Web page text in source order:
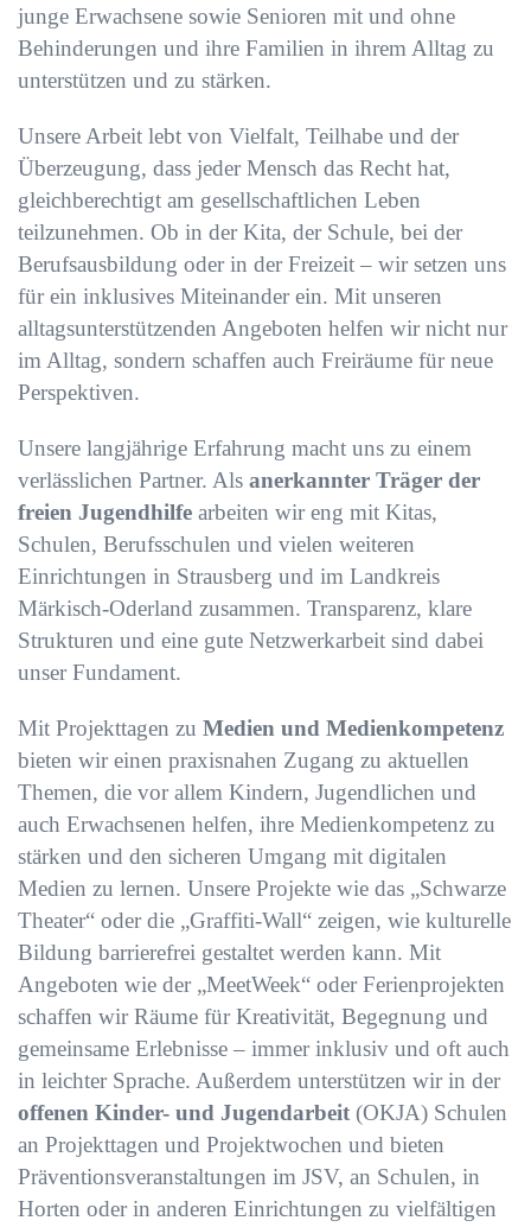
junge Erwachsene sowie Senioren mit und ohne
Behinderungen und ihre Familien in ihrem Alltag zu
unterstützen und zu stärken.
Unsere Arbeit lebt von Vielfalt, Teilhabe und der
Überzeugung, dass jeder Mensch das Recht hat,
gleichberechtigt am gesellschaftlichen Leben
teilzunehmen. Ob in der Kita, der Schule, bei der
Berufsausbildung oder in der Freizeit – wir setzen uns
für ein inklusives Miteinander ein. Mit unseren
alltagsunterstützenden Angeboten helfen wir nicht nur
im Alltag, sondern schaffen auch Freiräume für neue
Perspektiven.
Unsere langjährige Erfahrung macht uns zu einem
verlässlichen Partner. Als anerkannter Träger der
freien Jugendhilfe arbeiten wir eng mit Kitas,
Schulen, Berufsschulen und vielen weiteren
Einrichtungen in Strausberg und im Landkreis
Märkisch-Oderland zusammen. Transparenz, klare
Strukturen und eine gute Netzwerkarbeit sind dabei
unser Fundament.
Mit Projekttagen zu Medien und Medienkompetenz
bieten wir einen praxisnahen Zugang zu aktuellen
Themen, die vor allem Kindern, Jugendlichen und
auch Erwachsenen helfen, ihre Medienkompetenz zu
stärken und den sicheren Umgang mit digitalen
Medien zu lernen. Unsere Projekte wie das „Schwarze
Theater“ oder die „Graffiti-Wall“ zeigen, wie kulturelle
Bildung barrierefrei gestaltet werden kann. Mit
Angeboten wie der „MeetWeek“ oder Ferienprojekten
schaffen wir Räume für Kreativität, Begegnung und
gemeinsame Erlebnisse – immer inklusiv und oft auch
in leichter Sprache. Außerdem unterstützen wir in der
offenen Kinder- und Jugendarbeit (OKJA) Schulen
an Projekttagen und Projektwochen und bieten
Präventionsveranstaltungen im JSV, an Schulen, in
Horten oder in anderen Einrichtungen zu vielfältigen